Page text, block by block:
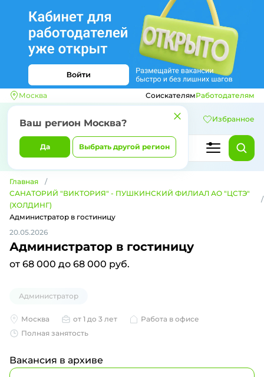
Москва
Ваш регион Москва?
Да Выбрать другой регион
СоискателямРаботодателям
Избранное
Главная
САНАТОРИЙ "ВИКТОРИЯ" - ПУШКИНСКИЙ ФИЛИАЛ АО "ЦСТЭ"
(ХОЛДИНГ)
Администратор в гостиницу
20.05.2026
Администратор в гостиницу
от 68 000 до 68 000 руб.
Администратор
Москва от 1 до 3 лет
Работа в офисе
Полная занятость
Вакансия в архиве